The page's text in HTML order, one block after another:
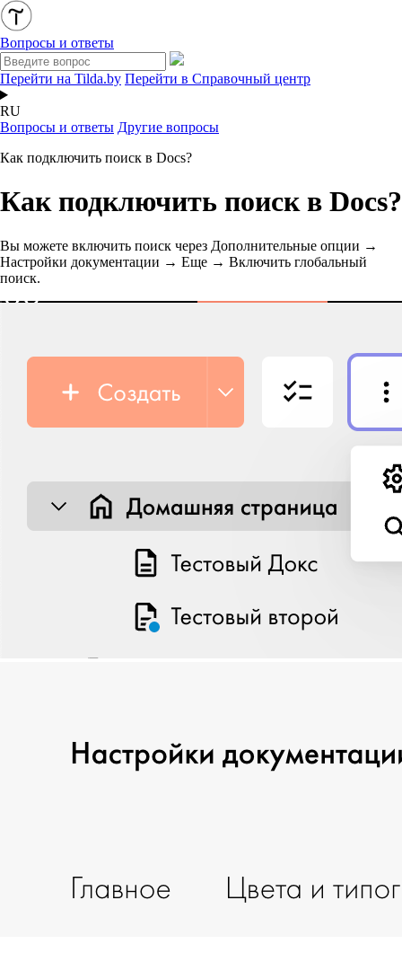
Вопросы и ответы
Перейти на Tilda.by Перейти в Справочный центр
RU
Вопросы и ответы Другие вопросы
Как подключить поиск в Docs?
Как подключить поиск в Docs?
Вы можете включить поиск через Дополнительные опции →
Настройки документации → Еще → Включить глобальный
поиск.